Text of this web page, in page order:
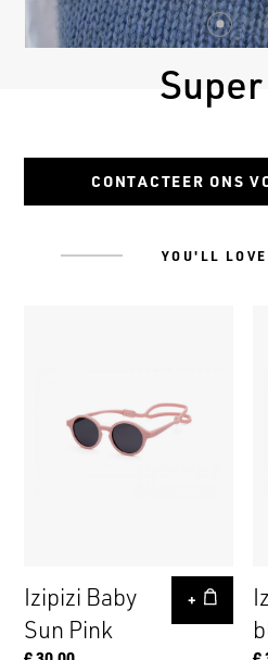
CONTACTEER ONS
YOU'LL LOVE
Izipizi Baby
Sun Pink
+